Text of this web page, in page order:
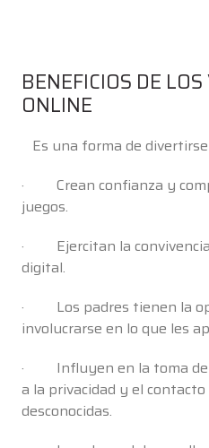
BENEFICIOS DE
ONLINE
Es una forma de
· Crean confianza y
juegos.
· Ejercitan la convivencia
digital.
· Los padres tienen la
involucrarse en lo que les
· Influyen en la toma de
a la privacidad y el
desconocidas.